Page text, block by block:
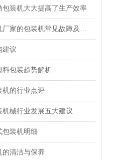
包装机大大提高了生产效率
枕式包装机厂家的包装机常见故障及维修方法
建议
料包装趋势解析
机的行业点评
机械行业发展五大建议
包装机明细
的清洁与保养